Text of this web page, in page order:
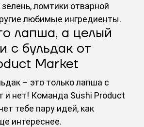
ломтики отварной
любимые ингредиенты.
лапша, а целый
с бульдак от
Market
– это только лапша с
и нет! Команда Sushi Product
тебе пару идей, как
интереснее.